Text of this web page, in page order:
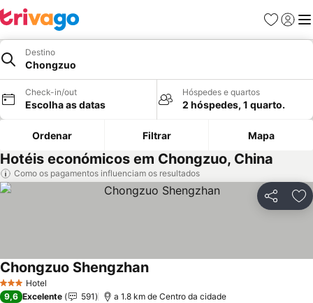
Favoritos
Iniciar
Destino
Chongzuo
Check-in/out
Escolha as datas
Hóspedes e quartos
2 hóspedes, 1 quarto.
Ordenar Filtrar Mapa
Hotéis económicos em Chongzuo, China
Como os pagamentos influenciam os resultados
Partilhar
3 EstrelasHotel
Chongzuo Shengzhan
9,6 Excelente 591 a 1.8 km de Centro da cidade